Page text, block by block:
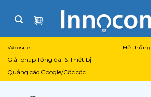
Website
Hệ
Giải pháp Tổng đài & Thiết bị
Quảng cáo Google/Cốc cốc